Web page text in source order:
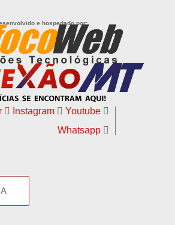
e hospedado por:
Instagram
Youtube
Whatsapp